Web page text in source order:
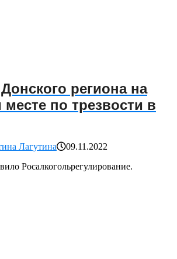
региона на
месте по трезвости в
Лагутина
09.11.2022
Росалкогольрегулирование.